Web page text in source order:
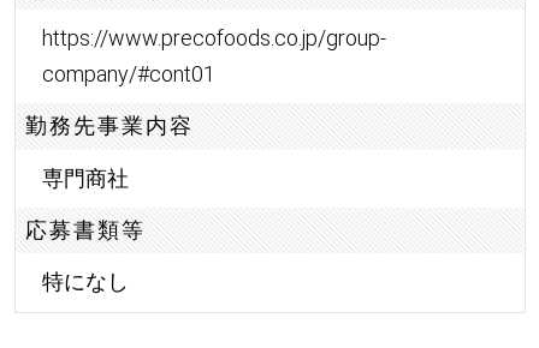
https://www.precofoods.co.jp/group-
company/#cont01
勤務先事業内容
専門商社
応募書類等
特になし